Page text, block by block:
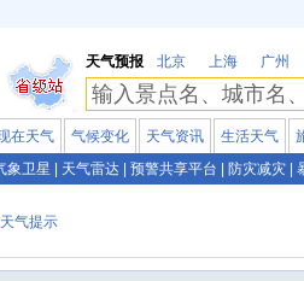
天气预报 北京 上海 广州
在天气 气候变化 天气资讯 生活天气
象卫星 天气雷达 预警共享平台 防灾减灾
气提示